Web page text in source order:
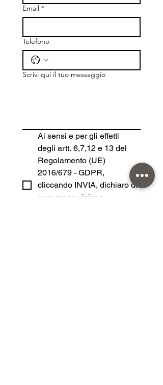
Email *
Telefono
Scrivi qui il tuo messaggio
Ai sensi e per gli effetti
degli artt. 6,7,12 e 13 del
Regolamento (UE)
2016/679 - GDPR,
cliccando INVIA, dichiaro di
aver preso visione